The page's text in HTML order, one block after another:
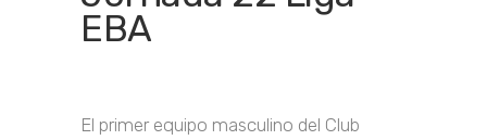
EBA
El primer equipo masculino del Club